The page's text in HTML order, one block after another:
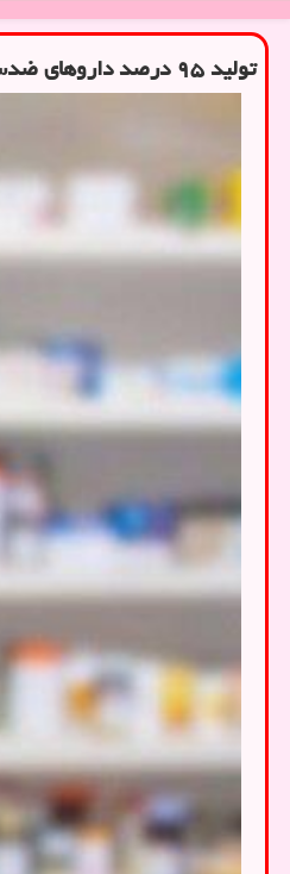
تولید ۹۵ درصد داروهای ضدسرطان در کشور